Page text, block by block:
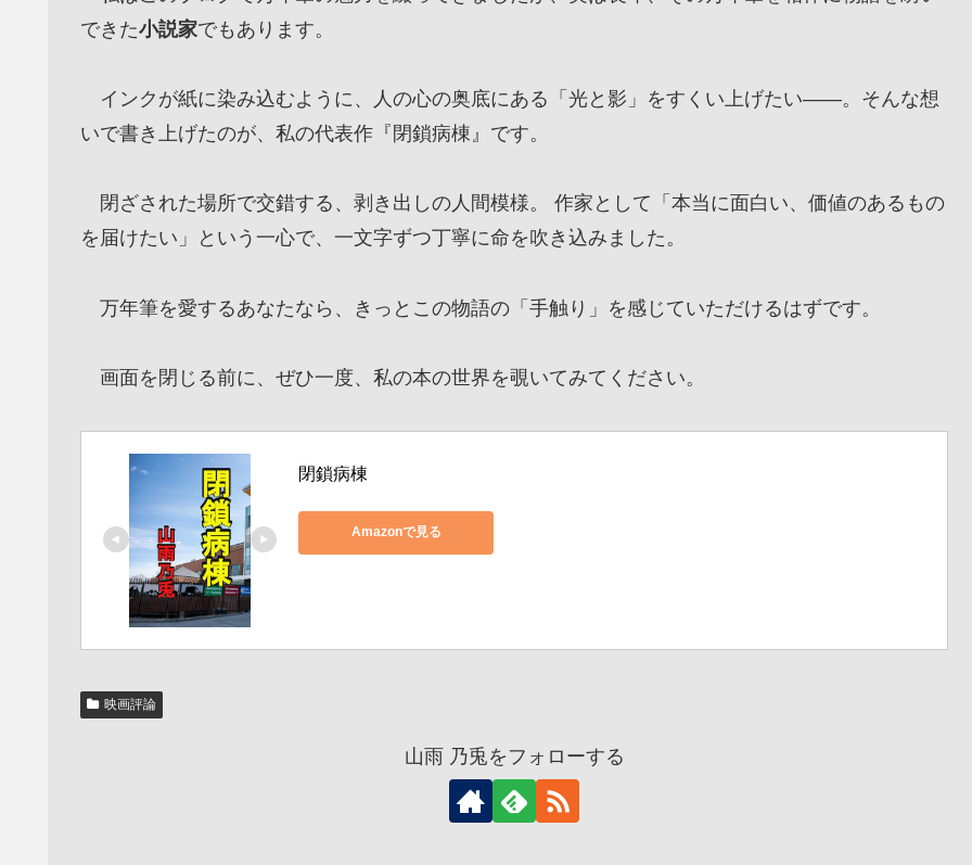
できた小説家でもあります。
インクが紙に染み込むように、人の心の奥底にある「光と影」をすくい上げたい——。そんな想
いで書き上げたのが、私の代表作『閉鎖病棟』です。
閉ざされた場所で交錯する、剥き出しの人間模様。 作家として「本当に面白い、価値のあるもの
を届けたい」という一心で、一文字ずつ丁寧に命を吹き込みました。
万年筆を愛するあなたなら、きっとこの物語の「手触り」を感じていただけるはずです。
画面を閉じる前に、ぜひ一度、私の本の世界を覗いてみてください。
閉鎖病棟
Amazonで見る
映画評論
山雨 乃兎をフォローする